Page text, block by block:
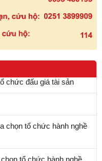
chức đấu giá tài sản
chọn tổ chức hành nghề
tổ chức hành nghề